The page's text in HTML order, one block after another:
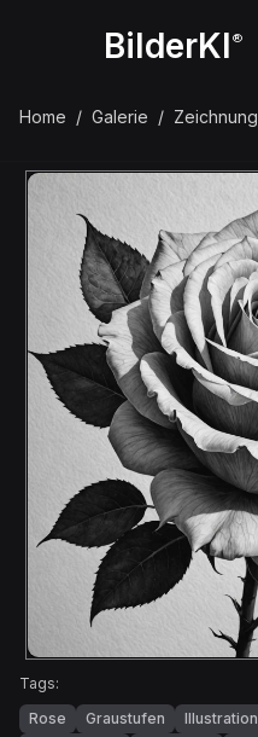
BilderKI®
Home / Galerie / Zeichnung
Tags:
Rose
Graustufen Illustration